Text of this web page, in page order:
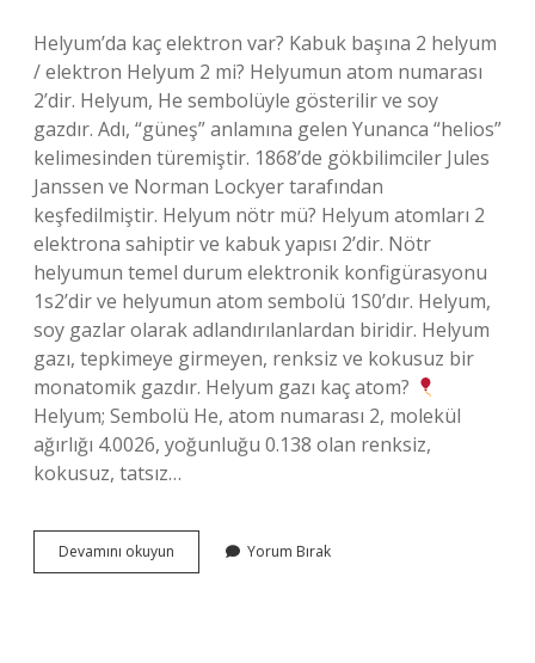
Helyum’da kaç elektron var? Kabuk başına 2 helyum
/ elektron Helyum 2 mi? Helyumun atom numarası
2’dir. Helyum, He sembolüyle gösterilir ve soy
gazdır. Adı, “güneş” anlamına gelen Yunanca “helios”
kelimesinden türemiştir. 1868’de gökbilimciler Jules
Janssen ve Norman Lockyer tarafından
keşfedilmiştir. Helyum nötr mü? Helyum atomları 2
elektrona sahiptir ve kabuk yapısı 2’dir. Nötr
helyumun temel durum elektronik konfigürasyonu
1s2’dir ve helyumun atom sembolü 1S0’dır. Helyum,
soy gazlar olarak adlandırılanlardan biridir. Helyum
gazı, tepkimeye girmeyen, renksiz ve kokusuz bir
monatomik gazdır. Helyum gazı kaç atom?
Helyum; Sembolü He, atom numarası 2, molekül
ağırlığı 4.0026, yoğunluğu 0.138 olan renksiz,
kokusuz, tatsız…
Devamını okuyun
Kaç
Yorum Bırak